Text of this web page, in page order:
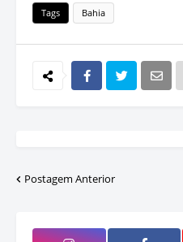
Tags Bahia
Postagem Anterior